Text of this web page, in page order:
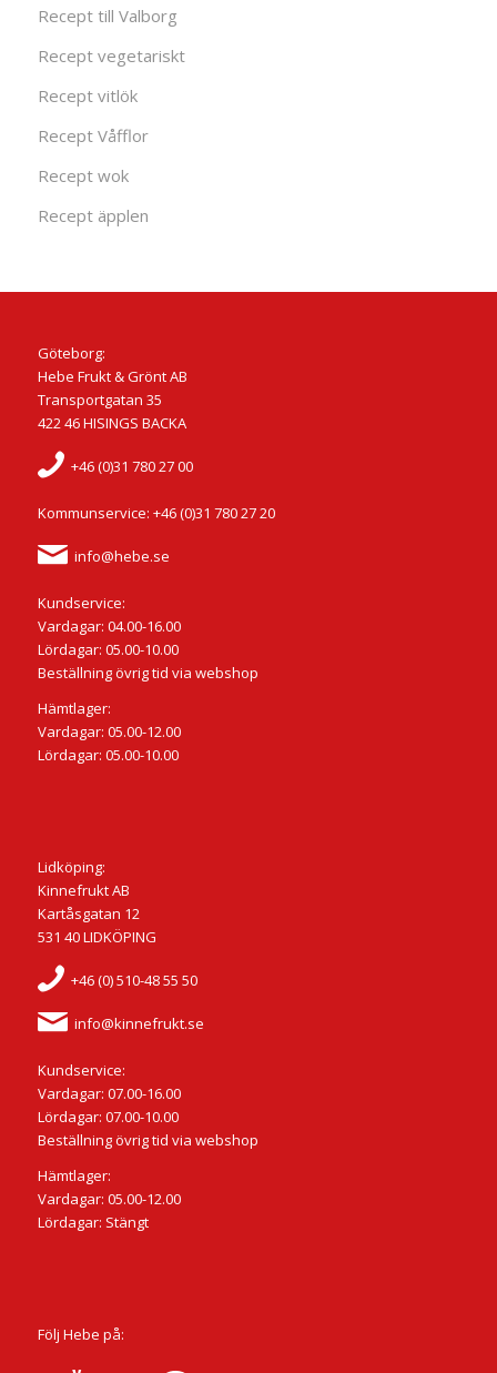
Recept till Valborg
Recept vegetariskt
Recept vitlök
Recept Våfflor
Recept wok
Recept äpplen
Göteborg:
Hebe Frukt & Grönt AB
Transportgatan 35
422 46 HISINGS BACKA
+46 (0)31 780 27 00
Kommunservice: +46 (0)31 780 27 20
info@hebe.se
Kundservice:
Vardagar: 04.00-16.00
Lördagar: 05.00-10.00
Beställning övrig tid via webshop
Hämtlager:
Vardagar: 05.00-12.00
Lördagar: 05.00-10.00
Lidköping:
Kinnefrukt AB
Kartåsgatan 12
531 40 LIDKÖPING
+46 (0) 510-48 55 50
info@kinnefrukt.se
Kundservice:
Vardagar: 07.00-16.00
Lördagar: 07.00-10.00
Beställning övrig tid via webshop
Hämtlager:
Vardagar: 05.00-12.00
Lördagar: Stängt
Följ Hebe på: